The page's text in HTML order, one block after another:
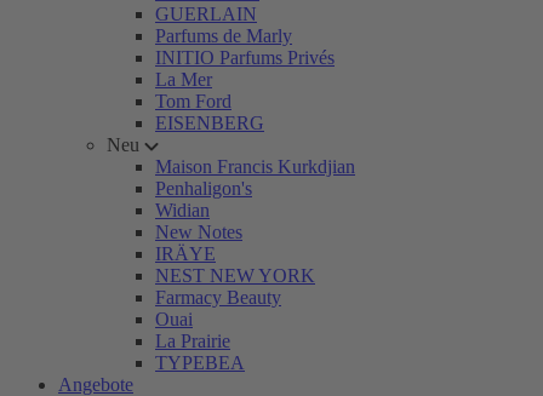
GUERLAIN
Parfums de Marly
INITIO Parfums Privés
La Mer
Tom Ford
EISENBERG
Neu
Maison Francis Kurkdjian
Penhaligon's
Widian
New Notes
IRÄYE
NEST NEW YORK
Farmacy Beauty
Ouai
La Prairie
TYPEBEA
Angebote